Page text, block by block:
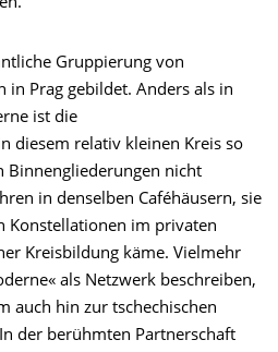
Gruppierung von
in Prag gebildet. Anders als in
ist die
diesem relativ kleinen Kreis so
Binnengliederungen nicht
in denselben Caféhäusern, sie
Konstellationen im privaten
Kreisbildung käme. Vielmehr
als Netzwerk beschreiben,
auch hin zur tschechischen
der berühmten Partnerschaft